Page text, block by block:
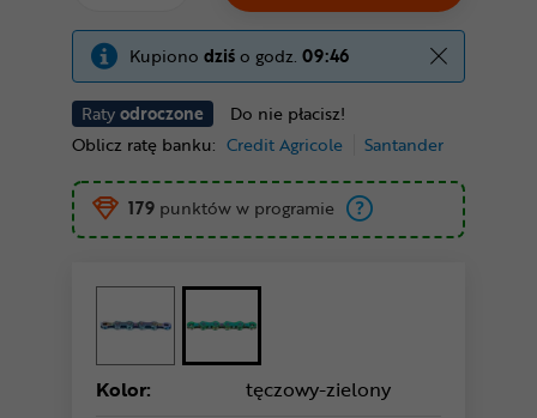
Ratyodroczone
Do nie płacisz!
Oblicz ratę banku: Credit Agricole Santander
Kupiono dziśo godz. 09:46
179 punktów w programie
Kolor: tęczowy-zielony